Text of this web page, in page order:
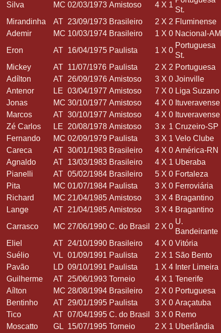
Silva
MC 02/03/1973 Amistoso 4 X 1
St.
Mirandinha
AT 23/09/1973 Brasileiro 2 X 2 Fluminense
Ademir
MC 10/03/1974 Brasileiro 1 X 0 Nacional-AM
Eron
AT 16/04/1975 Paulista 1 X 0
Portuguesa
St.
Mickey
AT 11/07/1976 Paulista 2 X 2 Portuguesa
Adílton
AT 26/09/1976 Amistoso 3 X 0 Joinville
Antenor
LE 03/04/1977 Amistoso 7 X 0 Liga Suzano
Jonas
MC 30/10/1977 Amistoso 4 X 0 Ituveravense
Marcos
AT 30/10/1977 Amistoso 4 X 0 Ituveravense
Zé Carlos
LE 20/08/1978 Amistoso 3 x 1 Cruzeiro-SP
Fernando
MC 02/09/1979 Paulista 3 X 1 Velo Clube
Careca
AT 30/01/1983 Brasileiro 4 X 0 América-RN
Agnaldo
AT 13/03/1983 Brasileiro 4 X 1 Uberaba
Pianelli
AT 05/02/1984 Brasileiro 5 X 0 Fortaleza
Pita
MC 01/07/1984 Paulista 3 X 0 Ferroviária
Richard
MC 21/04/1985 Amistoso 3 X 4 Bragantino
Lange
AT 21/04/1985 Amistoso 3 X 4 Bragantino
Carrasco
MC 27/06/1990 C. do Brasil 2 X 0
U.
Bandeirante
Eliel
AT 24/10/1990 Brasileiro 4 X 0 Vitória
Suélio
VL 01/09/1991 Paulista 2 X 1 São Bento
Pavão
LD 09/10/1991 Paulista 1 X 4 Inter Limeira
Guilherme
AT 25/06/1993 Torneio 4 X 1 Tenerife
Aílton
MC 28/08/1994 Brasileiro 2 X 0 Portuguesa
Bentinho
AT 29/01/1995 Paulista 3 X 0 Araçatuba
Tico
AT 07/04/1995 C. do Brasil 3 X 0 Remo
Moscatto
GL 15/07/1995 Torneio 2 X 1 Uberlândia